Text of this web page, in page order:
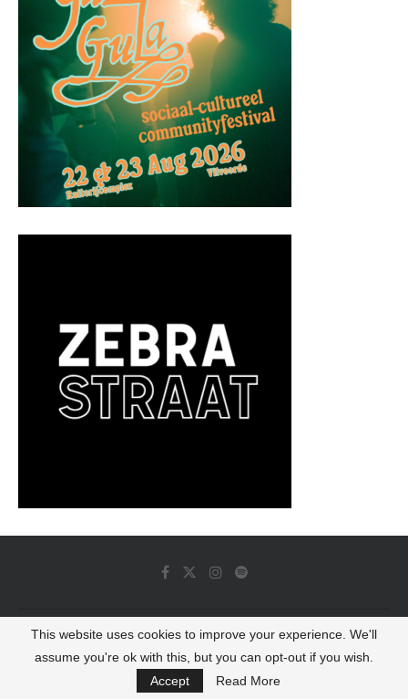
© 2022 - Luminous Dash All Rights Reserved
BACK TO TOP
This website uses cookies to improve your experience. We'll
assume you're ok with this, but you can opt-out if you wish.
Accept
Read More